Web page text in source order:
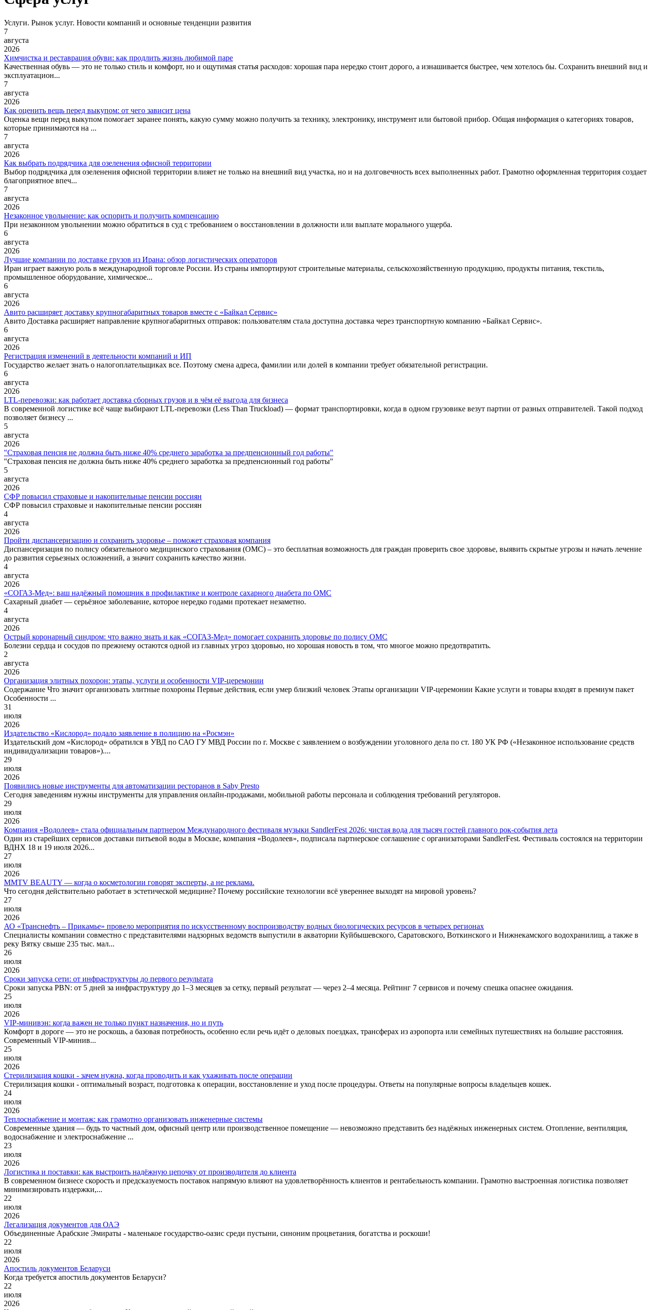
Услуги. Рынок услуг. Новости компаний и основные тенденции развития
7
августа
2026
Химчистка и реставрация обуви: как продлить жизнь любимой паре
Качественная обувь — это не только стиль и комфорт, но и ощутимая статья расходов: хорошая пара нередко стоит дорого, а изнашивается быстрее, чем хотелось бы. Сохранить внешний вид и
эксплуатацион...
7
августа
2026
Как оценить вещь перед выкупом: от чего зависит цена
Оценка вещи перед выкупом помогает заранее понять, какую сумму можно получить за технику, электронику, инструмент или бытовой прибор. Общая информация о категориях товаров,
которые принимаются на ...
7
августа
2026
Как выбрать подрядчика для озеленения офисной территории
Выбор подрядчика для озеленения офисной территории влияет не только на внешний вид участка, но и на долговечность всех выполненных работ. Грамотно оформленная территория создает
благоприятное впеч...
7
августа
2026
Незаконное увольнение: как оспорить и получить компенсацию
При незаконном увольнении можно обратиться в суд с требованием о восстановлении в должности или выплате морального ущерба.
6
августа
2026
Лучшие компании по доставке грузов из Ирана: обзор логистических операторов
Иран играет важную роль в международной торговле России. Из страны импортируют строительные материалы, сельскохозяйственную продукцию, продукты питания, текстиль,
промышленное оборудование, химическое...
6
августа
2026
Авито расширяет доставку крупногабаритных товаров вместе с «Байкал Сервис»
Авито Доставка расширяет направление крупногабаритных отправок: пользователям стала доступна доставка через транспортную компанию «Байкал Сервис».
6
августа
2026
Регистрация изменений в деятельности компаний и ИП
Государство желает знать о налогоплательщиках все. Поэтому смена адреса, фамилии или долей в компании требует обязательной регистрации.
6
августа
2026
LTL‑перевозки: как работает доставка сборных грузов и в чём её выгода для бизнеса
В современной логистике всё чаще выбирают LTL‑перевозки (Less Than Truckload) — формат транспортировки, когда в одном грузовике везут партии от разных отправителей. Такой подход
позволяет бизнесу ...
5
августа
2026
"Страховая пенсия не должна быть ниже 40% среднего заработка за предпенсионный год работы"
"Страховая пенсия не должна быть ниже 40% среднего заработка за предпенсионный год работы"
5
августа
2026
СФР повысил страховые и накопительные пенсии россиян
СФР повысил страховые и накопительные пенсии россиян
4
августа
2026
Пройти диспансеризацию и сохранить здоровье – поможет страховая компания
Диспансеризация по полису обязательного медицинского страхования (ОМС) – это бесплатная возможность для граждан проверить свое здоровье, выявить скрытые угрозы и начать лечение
до развития серьезных осложнений, а значит сохранить качество жизни.
4
августа
2026
«СОГАЗ‑Мед»: ваш надёжный помощник в профилактике и контроле сахарного диабета по ОМС
Сахарный диабет — серьёзное заболевание, которое нередко годами протекает незаметно.
4
августа
2026
Острый коронарный синдром: что важно знать и как «СОГАЗ‑Мед» помогает сохранить здоровье по полису ОМС
Болезни сердца и сосудов по прежнему остаются одной из главных угроз здоровью, но хорошая новость в том, что многое можно предотвратить.
2
августа
2026
Организация элитных похорон: этапы, услуги и особенности VIP-церемонии
Содержание Что значит организовать элитные похороны Первые действия, если умер близкий человек Этапы организации VIP-церемонии Какие услуги и товары входят в премиум пакет
Особенности ...
31
июля
2026
Издательство «Кислород» подало заявление в полицию на «Росмэн»
Издательский дом «Кислород» обратился в УВД по САО ГУ МВД России по г. Москве с заявлением о возбуждении уголовного дела по ст. 180 УК РФ («Незаконное использование средств
индивидуализации товаров»)....
29
июля
2026
Появились новые инструменты для автоматизации ресторанов в Saby Presto
Сегодня заведениям нужны инструменты для управления онлайн-продажами, мобильной работы персонала и соблюдения требований регуляторов.
29
июля
2026
Компания «Водолеев» стала официальным партнером Международного фестиваля музыки SandlerFest 2026: чистая вода для тысяч гостей главного рок-события лета
Один из старейших сервисов доставки питьевой воды в Москве, компания «Водолеев», подписала партнерское соглашение с организаторами SandlerFest. Фестиваль состоялся на территории
ВДНХ 18 и 19 июля 2026...
27
июля
2026
MMTV BEAUTY — когда о косметологии говорят эксперты, а не реклама.
Что сегодня действительно работает в эстетической медицине? Почему российские технологии всё увереннее выходят на мировой уровень?
27
июля
2026
АО «Транснефть – Прикамье» провело мероприятия по искусственному воспроизводству водных биологических ресурсов в четырех регионах
Специалисты компании совместно с представителями надзорных ведомств выпустили в акватории Куйбышевского, Саратовского, Воткинского и Нижнекамского водохранилищ, а также в
реку Вятку свыше 235 тыс. мал...
26
июля
2026
Сроки запуска сети: от инфраструктуры до первого результата
Сроки запуска PBN: от 5 дней за инфраструктуру до 1–3 месяцев за сетку, первый результат — через 2–4 месяца. Рейтинг 7 сервисов и почему спешка опаснее ожидания.
25
июля
2026
VIP‑минивэн: когда важен не только пункт назначения, но и путь
Комфорт в дороге — это не роскошь, а базовая потребность, особенно если речь идёт о деловых поездках, трансферах из аэропорта или семейных путешествиях на большие расстояния.
Современный VIP‑минив...
25
июля
2026
Стерилизация кошки - зачем нужна, когда проводить и как ухаживать после операции
Стерилизация кошки - оптимальный возраст, подготовка к операции, восстановление и уход после процедуры. Ответы на популярные вопросы владельцев кошек.
24
июля
2026
Теплоснабжение и монтаж: как грамотно организовать инженерные системы
Современные здания — будь то частный дом, офисный центр или производственное помещение — невозможно представить без надёжных инженерных систем. Отопление, вентиляция,
водоснабжение и электроснабжение ...
23
июля
2026
Логистика и поставки: как выстроить надёжную цепочку от производителя до клиента
В современном бизнесе скорость и предсказуемость поставок напрямую влияют на удовлетворённость клиентов и рентабельность компании. Грамотно выстроенная логистика позволяет
минимизировать издержки,...
22
июля
2026
Легализация документов для ОАЭ
Объединенные Арабские Эмираты - маленькое государство-оазис среди пустыни, синоним процветания, богатства и роскоши!
22
июля
2026
Апостиль документов Беларуси
Когда требуется апостиль документов Беларуси?
22
июля
2026